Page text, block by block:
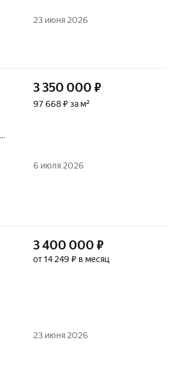
23 июня 2026
3 350 000 ₽
97 668 ₽ за м²
6 июля 2026
3 400 000 ₽
от 14 249 ₽ в месяц
23 июня 2026